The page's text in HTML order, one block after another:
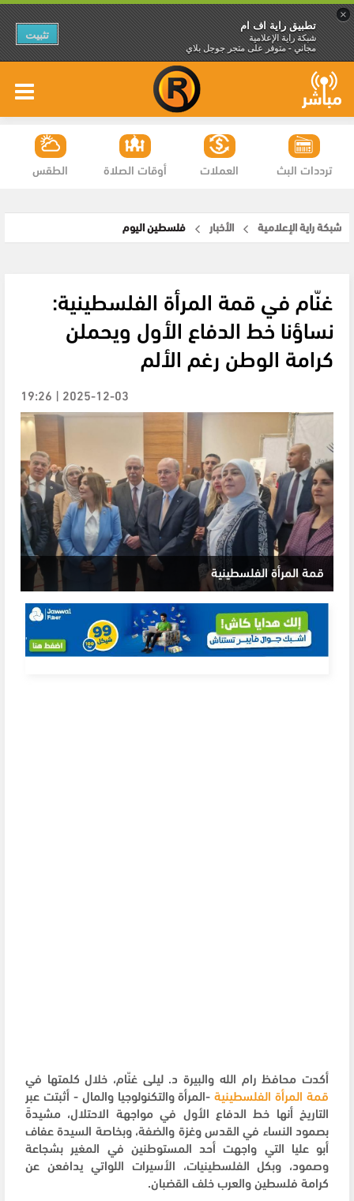
×
تطبيق راية اف ام
شبكة راية الإعلامية
مجاني - متوفر على متجر جوجل بلاي
تثبيت
الطقس أوقات الصلاة العملات ترددات البث
شبكة راية الإعلامية الأخبار فلسطين اليوم
غنّام في قمة المرأة الفلسطينية:
نساؤنا خط الدفاع الأول ويحملن
كرامة الوطن رغم الألم
2025-12-03 | 19:26
قمة المرأة الفلسطينية
أكدت محافظ رام الله والبيرة د. ليلى غنّام، خلال كلمتها في
قمة المرأة الفلسطينية-المرأة والتكنولوجيا والمال - أثبتت عبر
التاريخ أنها خط الدفاع الأول في مواجهة الاحتلال، مشيدةً
بصمود النساء في القدس وغزة والضفة، وبخاصة السيدة عفاف
أبو عليا التي واجهت أحد المستوطنين في المغير بشجاعة
وصمود، وبكل الفلسطينيات، الأسيرات اللواتي يدافعن عن
كرامة فلسطين والعرب خلف القضبان.